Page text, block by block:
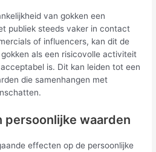
van gokken een
publiek steeds vaker in contact
of influencers, kan dit de
als een risicovolle activiteit
is. Dit kan leiden tot een
die samenhangen met
persoonlijke waarden
effecten op de persoonlijke